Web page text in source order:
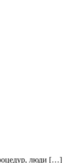
люди […]